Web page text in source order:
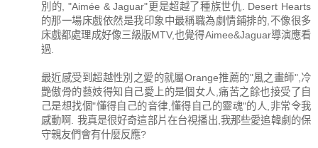
別的, "Aimée & Jaguar"更是超越了種族世仇. Desert Hearts
的那一場床戲依然是我印象中最稱職為劇情鋪排的,不像很多
床戲都處理成好像三級版MTV,也覺得Aimee&Jaguar導演應看
過.
最近感受到超越性別之愛的就屬Orange推薦的"風之畫師",冷
艷傲骨的藝妓得知自己愛上的是個女人,痛苦之餘也接受了自
己是想找個"懂得自己的音律,懂得自己的靈魂"的人,非常令我
感動啊. 我真是很好奇這部片在台視播出,我那些愛追韓劇的保
守親友們會有什麼反應?